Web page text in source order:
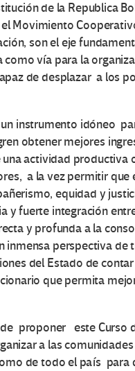
de la Republica
Movimiento
son el eje
vía para la
de desplazar a los
instrumento idóneo
obtener mejores
actividad productiva
a la vez permitir que
equidad y
y fuerte integración
y profunda a la
inmensa perspectiva
del Estado de
que permita
proponer este Curso
a las
de todo el país para